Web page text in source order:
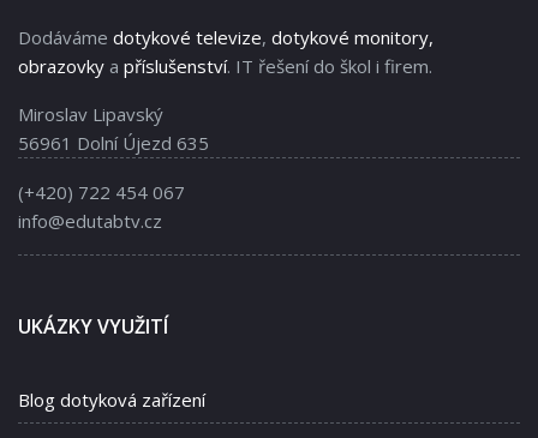
Dodáváme dotykové televize, dotykové monitory,
obrazovky a příslušenství. IT řešení do škol i firem.
Miroslav Lipavský
56961 Dolní Újezd 635
(+420) 722 454 067
info@edutabtv.cz
UKÁZKY VYUŽITÍ
Blog dotyková zařízení